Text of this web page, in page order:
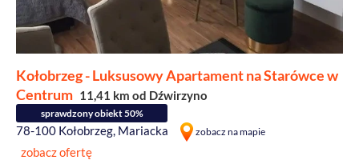
Kołobrzeg - Luksusowy Apartament na Starówce w
Centrum 11,41 km od Dźwirzyno
sprawdzony obiekt 50%
78-100 Kołobrzeg, Mariacka zobacz na mapie
zobacz ofertę